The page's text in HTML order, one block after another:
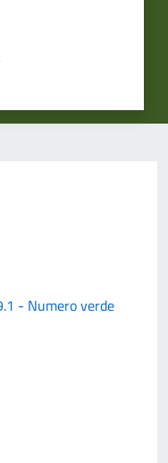
- Numero verde